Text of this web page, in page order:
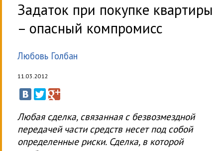
Задаток при покупке квартиры
– опасный компромисс
Любовь Голбан
11.03.2012
Любая сделка, связанная с безвозмездной
передачей части средств несет под собой
определенные риски. Сделка, в которой